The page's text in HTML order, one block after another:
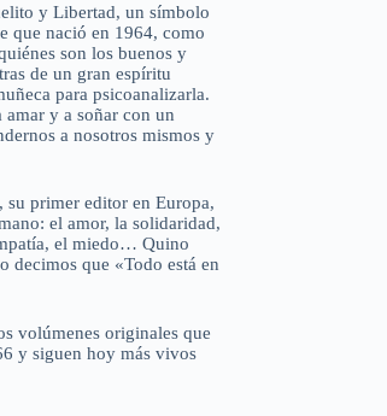
y Libertad, un símbolo
que nació en 1964, como
son los buenos y
de un gran espíritu
para psicoanalizarla.
y a soñar con un
a nosotros mismos y
primer editor en Europa,
el amor, la solidaridad,
el miedo… Quino
decimos que «Todo está en
volúmenes originales que
y siguen hoy más vivos